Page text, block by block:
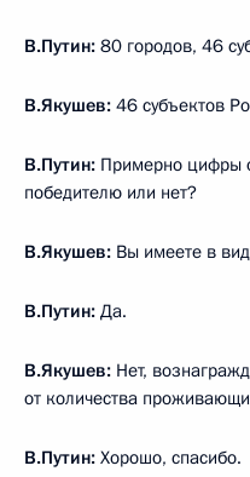
В.Путин: 80 городов, 46
В.Якушев: 46 субъектов
В.Путин: Примерно цифры
победителю или нет?
В.Якушев: Вы имеете в
В.Путин: Да.
В.Якушев: Нет,
от количества
В.Путин: Хорошо, спасибо.